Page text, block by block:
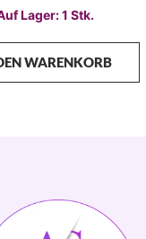
Lager: 1 Stk.
WARENKORB